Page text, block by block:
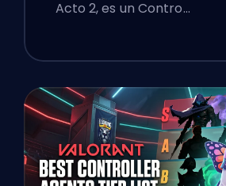
Acto 2, es un Contro…